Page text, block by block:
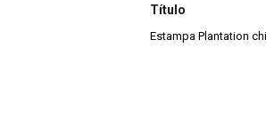
Título
Estampa Plantation